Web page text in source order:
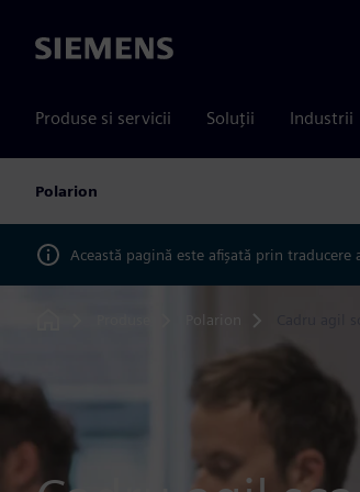
Siemens
Produse si servicii Soluții Industrii
Polarion
Această pagină este afișată prin traducere
Polarion